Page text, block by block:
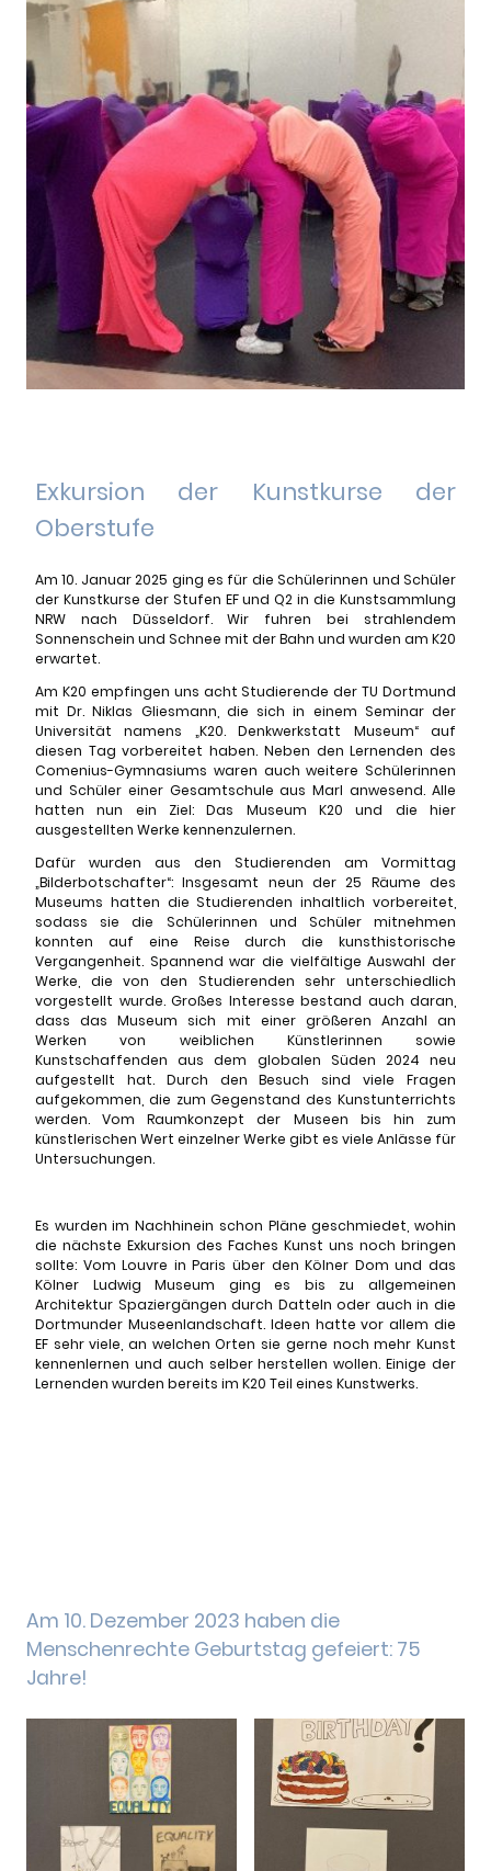
Exkursion der Kunstkurse der
Oberstufe
Am 10. Januar 2025 ging es für die Schülerinnen und Schüler
der Kunstkurse der Stufen EF und Q2 in die Kunstsammlung
NRW nach Düsseldorf. Wir fuhren bei strahlendem
Sonnenschein und Schnee mit der Bahn und wurden am K20
erwartet.
Am K20 empfingen uns acht Studierende der TU Dortmund
mit Dr. Niklas Gliesmann, die sich in einem Seminar der
Universität namens „K20. Denkwerkstatt Museum“ auf
diesen Tag vorbereitet haben. Neben den Lernenden des
Comenius-Gymnasiums waren auch weitere Schülerinnen
und Schüler einer Gesamtschule aus Marl anwesend. Alle
hatten nun ein Ziel: Das Museum K20 und die hier
ausgestellten Werke kennenzulernen.
Dafür wurden aus den Studierenden am Vormittag
„Bilderbotschafter“: Insgesamt neun der 25 Räume des
Museums hatten die Studierenden inhaltlich vorbereitet,
sodass sie die Schülerinnen und Schüler mitnehmen
konnten auf eine Reise durch die kunsthistorische
Vergangenheit. Spannend war die vielfältige Auswahl der
Werke, die von den Studierenden sehr unterschiedlich
vorgestellt wurde. Großes Interesse bestand auch daran,
dass das Museum sich mit einer größeren Anzahl an
Werken von weiblichen Künstlerinnen sowie
Kunstschaffenden aus dem globalen Süden 2024 neu
aufgestellt hat. Durch den Besuch sind viele Fragen
aufgekommen, die zum Gegenstand des Kunstunterrichts
werden. Vom Raumkonzept der Museen bis hin zum
künstlerischen Wert einzelner Werke gibt es viele Anlässe für
Untersuchungen.
Es wurden im Nachhinein schon Pläne geschmiedet, wohin
die nächste Exkursion des Faches Kunst uns noch bringen
sollte: Vom Louvre in Paris über den Kölner Dom und das
Kölner Ludwig Museum ging es bis zu allgemeinen
Architektur Spaziergängen durch Datteln oder auch in die
Dortmunder Museenlandschaft. Ideen hatte vor allem die
EF sehr viele, an welchen Orten sie gerne noch mehr Kunst
kennenlernen und auch selber herstellen wollen. Einige der
Lernenden wurden bereits im K20 Teil eines Kunstwerks.
Am 10. Dezember 2023 haben die
Menschenrechte Geburtstag gefeiert: 75
Jahre!